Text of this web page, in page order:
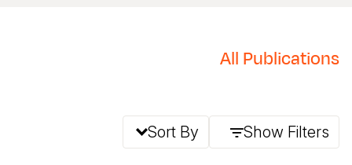
All Publications
Show Filters
Sort By